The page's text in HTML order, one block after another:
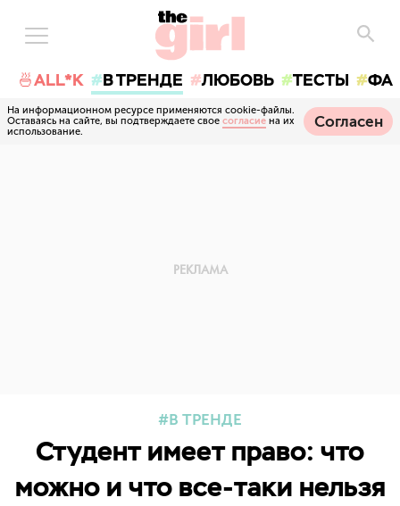
🍜ALL*K В ТРЕНДЕ ЛЮБОВЬ ТЕСТЫ
На информационном ресурсе применяются cookie-файлы.
Оставаясь на сайте, вы подтверждаете свое согласие на их
использование.
Согласен
В ТРЕНДЕ
Студент имеет право: что
можно и что все-таки нельзя